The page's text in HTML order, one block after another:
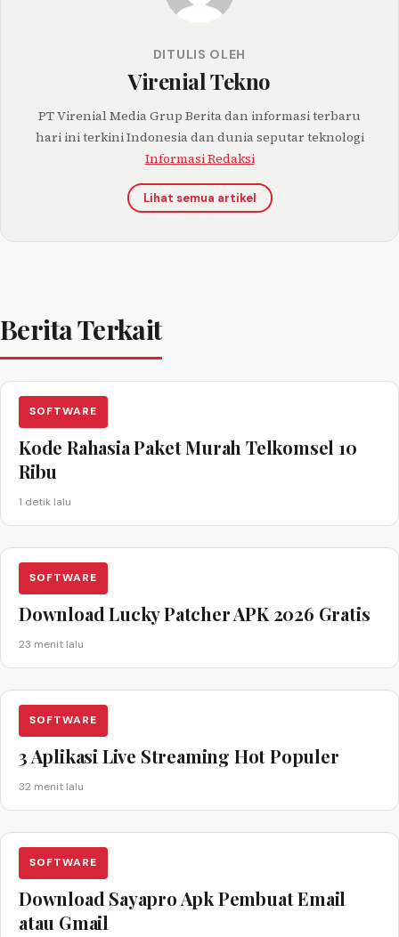
DITULIS OLEH
Virenial Tekno
PT Virenial Media Grup Berita dan informasi terbaru
hari ini terkini Indonesia dan dunia seputar teknologi
Informasi Redaksi
Lihat semua artikel
Berita Terkait
SOFTWARE
Kode Rahasia Paket Murah Telkomsel 10
Ribu
1 detik lalu
SOFTWARE
Download Lucky Patcher APK 2026 Gratis
23 menit lalu
SOFTWARE
3 Aplikasi Live Streaming Hot Populer
32 menit lalu
SOFTWARE
Download Sayapro Apk Pembuat Email
atau Gmail